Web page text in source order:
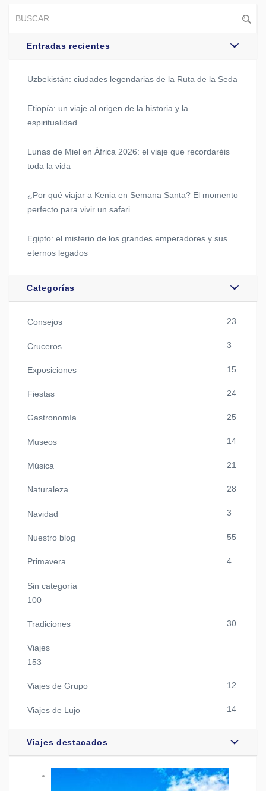
Entradas recientes
Uzbekistán: ciudades legendarias de la Ruta de la Seda
Etiopía: un viaje al origen de la historia y la
espiritualidad
Lunas de Miel en África 2026: el viaje que recordaréis
toda la vida
¿Por qué viajar a Kenia en Semana Santa? El momento
perfecto para vivir un safari.
Egipto: el misterio de los grandes emperadores y sus
eternos legados
Categorías
Consejos 23
Cruceros 3
Exposiciones 15
Fiestas 24
Gastronomía 25
Museos 14
Música 21
Naturaleza 28
Navidad 3
Nuestro blog 55
Primavera 4
Sin categoría
100
Tradiciones 30
Viajes
153
Viajes de Grupo 12
Viajes de Lujo 14
Viajes destacados